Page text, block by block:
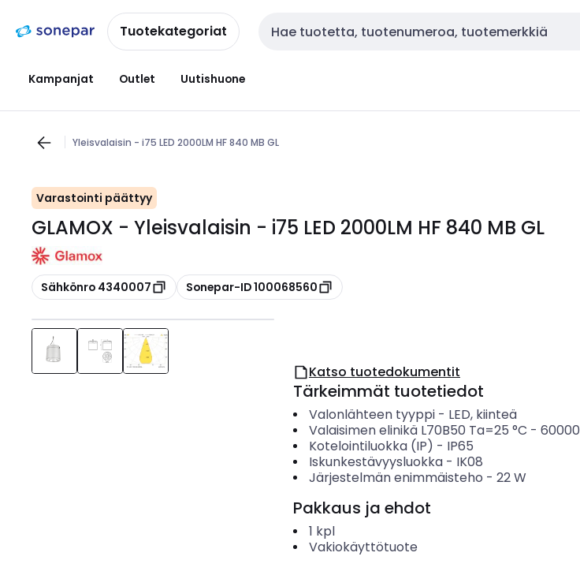
navigointiinsisältöönTuotekategoriat Haku
Kampanjat Outlet Uutishuone
Yleisvalaisin - i75 LED 2000LM HF 840 MB GL
Varastointi päättyy
GLAMOX - Yleisvalaisin - i75 LED 2000LM HF 840 MB GL
Kopioi
Sähkönro 4340007 Kopioi
Sonepar-ID 100068560
Katso tuotedokumentit
Tärkeimmät tuotetiedot
Valonlähteen tyyppi- LED, kiinteä
Valaisimen elinikä L70B50 Ta=25 °C - 60000
Kotelointiluokka (IP) - IP65
Iskunkestävyysluokka- IK08
Järjestelmän enimmäisteho - 22W
Pakkaus ja ehdot
1 kpl
Vakiokäyttötuote